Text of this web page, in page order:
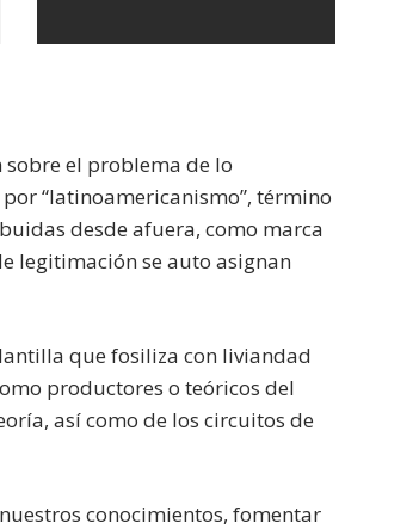
sobre el problema de lo
“latinoamericanismo”, término
desde afuera, como marca
legitimación se auto asignan
que fosiliza con liviandad
productores o teóricos del
así como de los circuitos de
conocimientos, fomentar